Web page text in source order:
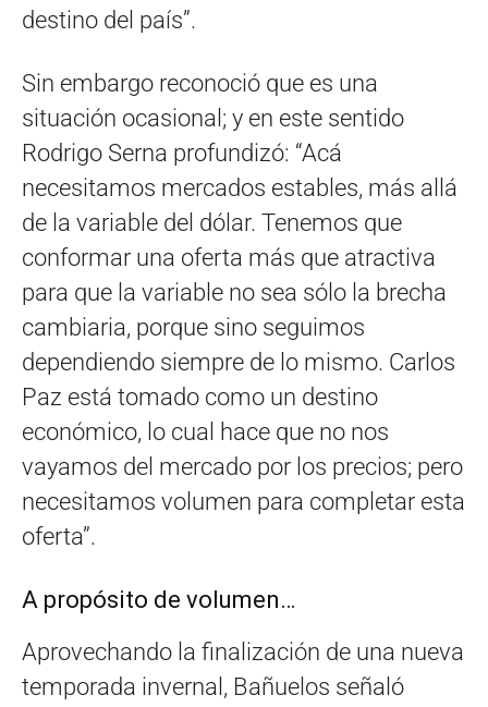
destino del país”.
Sin embargo reconoció que es una
situación ocasional; y en este sentido
Rodrigo Serna profundizó: “Acá
necesitamos mercados estables, más allá
de la variable del dólar. Tenemos que
conformar una oferta más que atractiva
para que la variable no sea sólo la brecha
cambiaria, porque sino seguimos
dependiendo siempre de lo mismo. Carlos
Paz está tomado como un destino
económico, lo cual hace que no nos
vayamos del mercado por los precios; pero
necesitamos volumen para completar esta
oferta”.
A propósito de volumen…
Aprovechando la finalización de una nueva
temporada invernal, Bañuelos señaló